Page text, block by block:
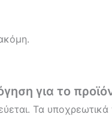
για το
Τα υποχρεωτικά